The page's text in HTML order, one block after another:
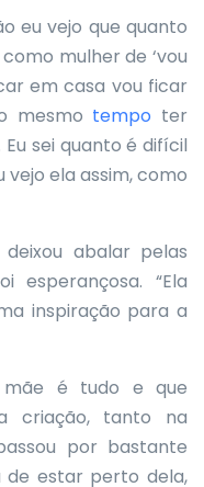
eu vejo que quanto
mulher de ‘vou
em casa vou ficar
mesmo tempo ter
sei quanto é difícil
vejo ela assim, como
abalar pelas
esperançosa. “Ela
inspiração para a
é tudo e que
criação, tanto na
por bastante
estar perto dela,